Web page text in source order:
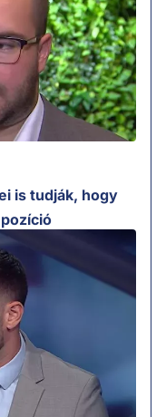
is tudják, hogy